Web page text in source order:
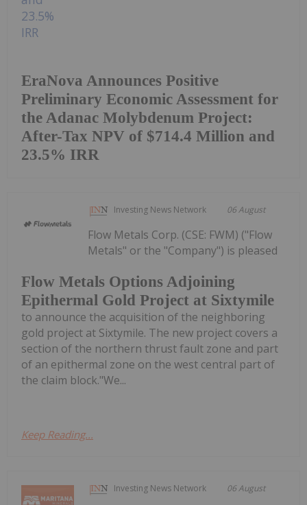
EraNova Announces Positive
Preliminary Economic Assessment for
the Adanac Molybdenum Project:
After-Tax NPV of $714.4 Million and
23.5% IRR
Investing News Network 06 August
Flow Metals Options Adjoining
Epithermal Gold Project at Sixtymile
Flow Metals Corp. (CSE: FWM) ("Flow
Metals" or the "Company") is pleased
to announce the acquisition of the neighboring
gold project at Sixtymile. The new project covers a
section of the northern thrust fault zone and part
of an epithermal zone on the west central part of
the claim block."We...
Keep Reading...
Investing News Network 06 August